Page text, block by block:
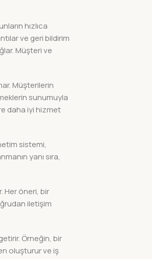
hızlıca
ve geri bildirim
Müşteri ve
Müşterilerin
sunumuyla
daha iyi hizmet
sistemi,
yanı sıra,
Her öneri, bir
iletişim
Örneğin, bir
oluşturur ve iş